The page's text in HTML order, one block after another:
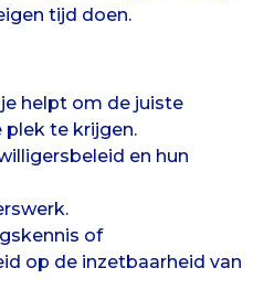
tijd doen.
helpt om de juiste
plek te krijgen.
en hun
of
op de inzetbaarheid van